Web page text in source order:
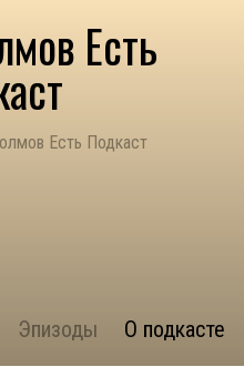
Есть
Есть Подкаст
Эпизоды О подкасте